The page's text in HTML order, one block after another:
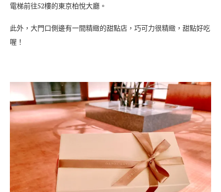
電梯前往52樓的東京柏悅大廳。
此外，大門口側邊有一間精緻的甜點店，巧可力很精緻，甜點好吃
喔！